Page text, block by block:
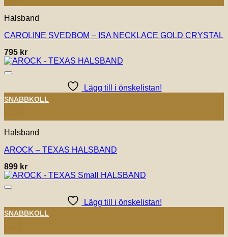
Halsband
CAROLINE SVEDBOM – ISA NECKLACE GOLD CRYSTAL
795 kr
Lägg till i önskelistan!
+
SNABBKOLL
Halsband
AROCK – TEXAS HALSBAND
899 kr
Lägg till i önskelistan!
+
SNABBKOLL